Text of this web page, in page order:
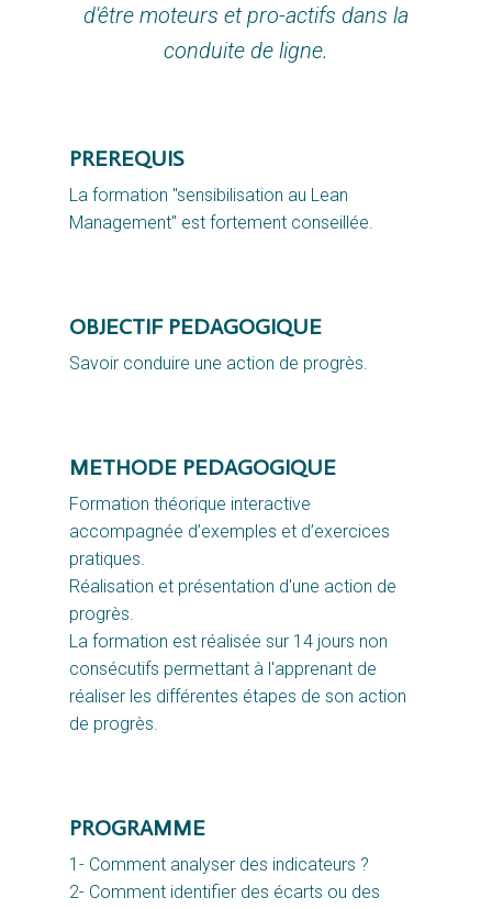
d'être moteurs et pro-actifs dans la
conduite de ligne.
PREREQUIS
La formation "sensibilisation au Lean
Management" est fortement conseillée.
OBJECTIF PEDAGOGIQUE
Savoir conduire une action de progrès.
METHODE PEDAGOGIQUE
Formation théorique interactive
accompagnée d’exemples et d’exercices
pratiques.
Réalisation et présentation d'une action de
progrès.
La formation est réalisée sur 14 jours non
consécutifs permettant à l'apprenant de
réaliser les différentes étapes de son action
de progrès.
PROGRAMME
1- Comment analyser des indicateurs ?
2- Comment identifier des écarts ou des